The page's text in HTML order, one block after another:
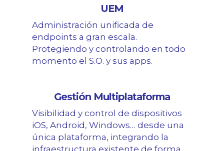
UEM
Administración unificada de
endpoints a gran escala.
Protegiendo y controlando en todo
momento el S.O. y sus apps.
Gestión Multiplataforma
Visibilidad y control de dispositivos
iOS, Android, Windows… desde una
única plataforma, integrando la